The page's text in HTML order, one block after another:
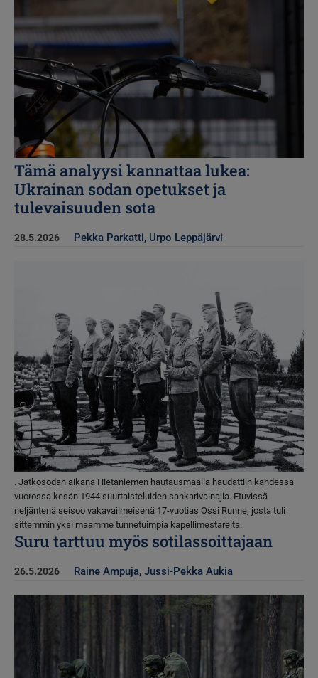
Tämä analyysi kannattaa lukea:
Ukrainan sodan opetukset ja
tulevaisuuden sota
28.5.2026 Pekka Parkatti, Urpo Leppäjärvi
. Jatkosodan aikana Hietaniemen hautausmaalla haudattiin kahdessa
vuorossa kesän 1944 suurtaisteluiden sankarivainajia. Etuvissä
neljäntenä seisoo vakavailmeisenä 17-vuotias Ossi Runne, josta tuli
sittemmin yksi maamme tunnetuimpia kapellimestareita.
Suru tarttuu myös sotilassoittajaan
26.5.2026 Raine Ampuja, Jussi-Pekka Aukia